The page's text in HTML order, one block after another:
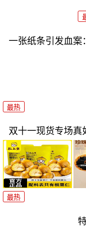
一张纸条引发血案
最热
双十一现货专场真
最热